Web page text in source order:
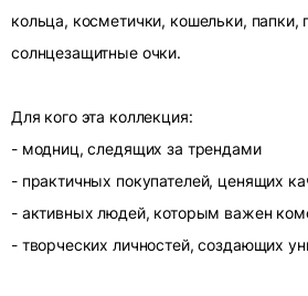
кольца, косметички, кошельки, папки,
солнцезащитные очки.
Для кого эта коллекция:
- модниц, следящих за трендами
- практичных покупателей, ценящих
- активных людей, которым важен
- творческих личностей, создающих